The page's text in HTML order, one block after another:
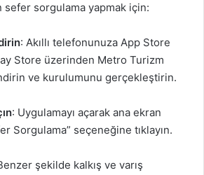
sefer sorgulama yapmak için:
: Akıllı telefonunuza App Store
Store üzerinden Metro Turizm
ve kurulumunu gerçekleştirin.
: Uygulamayı açarak ana ekran
Sorgulama” seçeneğine tıklayın.
şekilde kalkış ve varış